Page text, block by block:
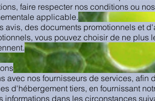
faire respecter nos conditions ou
applicable.
avis, des documents promotionnels et
vous pouvez choisir de ne plus
avec nos fournisseurs de services, afin
d'hébergement tiers, en fournissant
dans les circonstances